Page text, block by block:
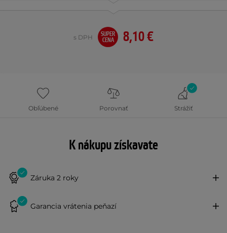
8,10 €
s DPH
SUPER
CENA
Obľúbené Porovnať Strážiť
K nákupu získavate
Záruka 2 roky
Garancia vrátenia peňazí